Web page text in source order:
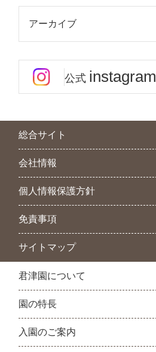
アーカイブ
公式 instagram
総合サイト
会社情報
個人情報保護方針
免責事項
サイトマップ
君津園について
園の特長
入園のご案内